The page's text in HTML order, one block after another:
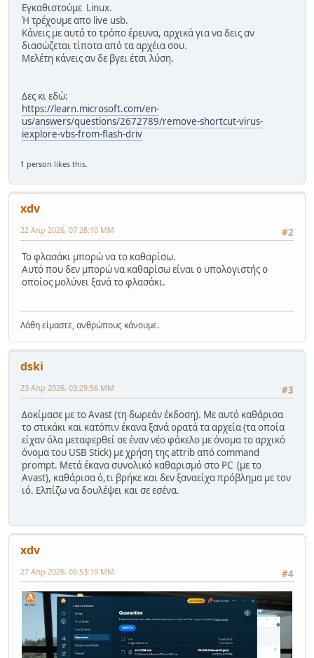
Εγκαθιστούμε Linux.
Ή τρέχουμε απο live usb.
Κάνεις με αυτό το τρόπο έρευνα, αρχικά για να δεις αν
διασώζεται τίποτα από τα αρχέια σου.
Μελέτη κάνεις αν δε βγει έτσι λύση.
Δες κι εδώ:
https://learn.microsoft.com/en-
us/answers/questions/2672789/remove-shortcut-virus-
iexplore-vbs-from-flash-driv
1 person likes this.
xdv
#2
22 Απρ 2026, 07:28:10 ΜΜ
Το φλασάκι μπορώ να το καθαρίσω.
Αυτό που δεν μπορώ να καθαρίσω είναι ο υπολογιστής ο
οποίος μολύνει ξανά το φλασάκι.
Λάθη είμαστε, ανθρώπους κάνουμε.
dski
#3
23 Απρ 2026, 03:29:56 ΜΜ
Δοκίμασε με το Avast (τη δωρεάν έκδοση). Με αυτό καθάρισα
το στικάκι και κατόπιν έκανα ξανά ορατά τα αρχεία (τα οποία
είχαν όλα μεταφερθεί σε έναν νέο φάκελο με όνομα το αρχικό
όνομα του USB Stick) με χρήση της attrib από command
prompt. Μετά έκανα συνολικό καθαρισμό στο PC (με το
Avast), καθάρισα ό,τι βρήκε και δεν ξαναείχα πρόβλημα με τον
ιό. Ελπίζω να δουλέψει και σε εσένα.
xdv
#4
27 Απρ 2026, 06:53:19 ΜΜ